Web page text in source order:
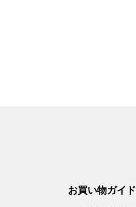
お買い物ガイド